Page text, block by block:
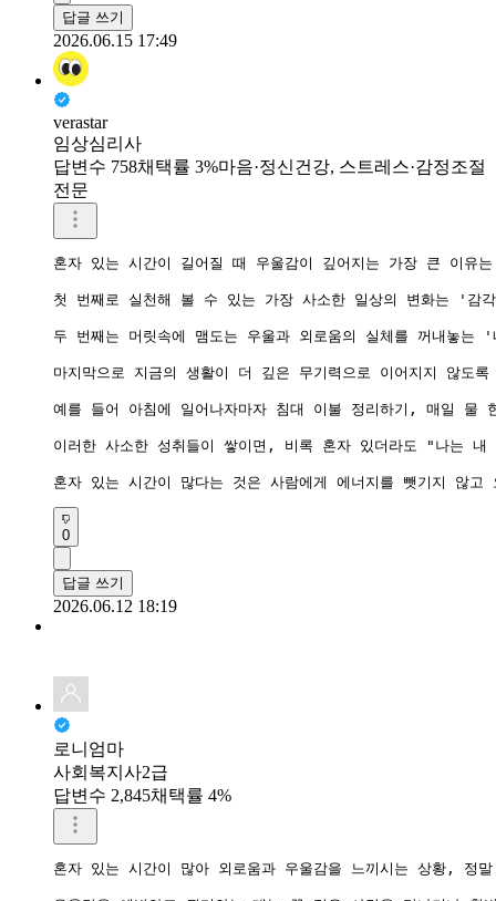
답글 쓰기
2026.06.15 17:49
verastar
임상심리사
답변수 758채택률 3%마음·정신건강, 스트레스·감정조절
전문
혼자 있는 시간이 길어질 때 우울감이 깊어지는 가장 큰 이유
첫 번째로 실천해 볼 수 있는 가장 사소한 일상의 변화는 '감
두 번째는 머릿속에 맴도는 우울과 외로움의 실체를 꺼내놓
마지막으로 지금의 생활이 더 깊은 무기력으로 이어지지 않
예를 들어 아침에 일어나자마자 침대 이불 정리하기, 매일
이러한 사소한 성취들이 쌓이면, 비록 혼자 있더라도 "나는
혼자 있는 시간이 많다는 것은 사람에게 에너지를 뺏기지 않
0
답글 쓰기
2026.06.12 18:19
로니엄마
사회복지사2급
답변수 2,845채택률 4%
혼자 있는 시간이 많아 외로움과 우울감을 느끼시는 상황, 정